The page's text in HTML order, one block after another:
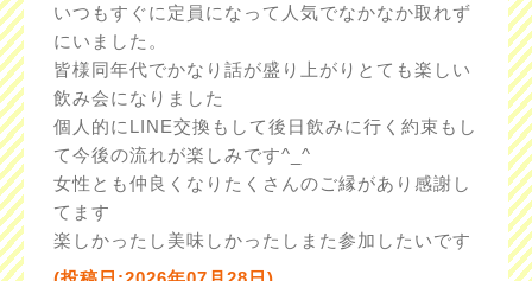
いつもすぐに定員になって人気でなかなか取れず
にいました。
皆様同年代でかなり話が盛り上がりとても楽しい
飲み会になりました
個人的にLINE交換もして後日飲みに行く約束もし
て今後の流れが楽しみです^_^
女性とも仲良くなりたくさんのご縁があり感謝し
てます
楽しかったし美味しかったしまた参加したいです